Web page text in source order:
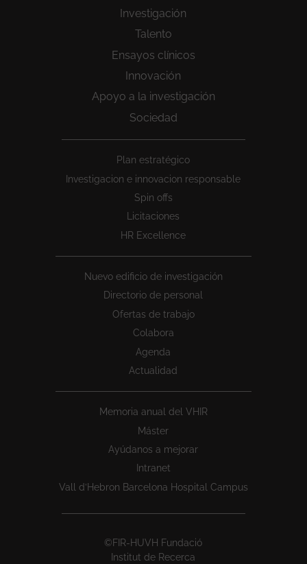
Investigación
Talento
Ensayos clínicos
Innovación
Apoyo a la investigación
Sociedad
Plan estratégico
Investigacion e innovacion responsable
Spin offs
Licitaciones
HR Excellence
Nuevo edificio de investigación
Directorio de personal
Ofertas de trabajo
Colabora
Agenda
Actualidad
Memoria anual del VHIR
Máster
Ayúdanos a mejorar
Intranet
Vall d’Hebron Barcelona Hospital Campus
©FIR-HUVH Fundació
Institut de Recerca